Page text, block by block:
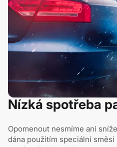
Nízká spotřeba
Opomenout nesmíme ani
dána použitím speciální